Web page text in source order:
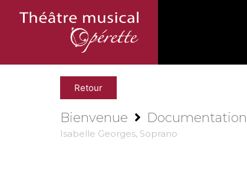
Retour
Bienvenue Documentation
Isabelle Georges, Soprano